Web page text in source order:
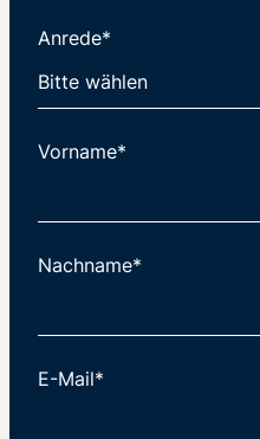
Anrede*
Vorname*
Nachname*
E-Mail*